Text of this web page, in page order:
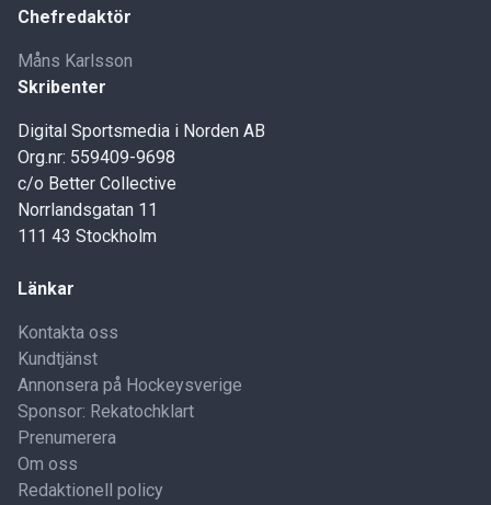
Chefredaktör
Måns Karlsson
Skribenter
Digital Sportsmedia i Norden AB
Org.nr: 559409-9698
c/o Better Collective
Norrlandsgatan 11
111 43 Stockholm
Länkar
Kontakta oss
Kundtjänst
Annonsera på Hockeysverige
Sponsor: Rekatochklart
Prenumerera
Om oss
Redaktionell policy